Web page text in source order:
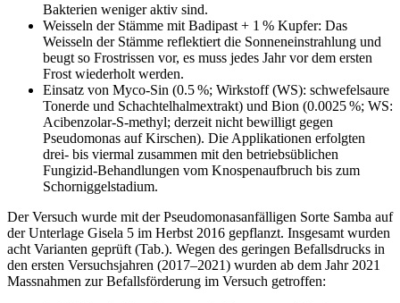
Bakterien weniger aktiv sind.
Weisseln der Stämme mit Badipast + 1 % Kupfer: Das
Weisseln der Stämme reflektiert die Sonneneinstrahlung und
beugt so Frostrissen vor, es muss jedes Jahr vor dem ersten
Frost wiederholt werden.
Einsatz von Myco-Sin (0.5 %; Wirkstoff (WS): schwefelsaure
Tonerde und Schachtelhalmextrakt) und Bion (0.0025 %; WS:
Acibenzolar-S-methyl; derzeit nicht bewilligt gegen
Pseudomonas auf Kirschen). Die Applikationen erfolgten
drei- bis viermal zusammen mit den betriebsüblichen
Fungizid-Behandlungen vom Knospenaufbruch bis zum
Schorniggelstadium.
Der Versuch wurde mit der Pseudomonasanfälligen Sorte Samba auf
der Unterlage Gisela 5 im Herbst 2016 gepflanzt. Insgesamt wurden
acht Varianten geprüft (Tab.). Wegen des geringen Befallsdrucks in
den ersten Versuchsjahren (2017–2021) wurden ab dem Jahr 2021
Massnahmen zur Befallsförderung im Versuch getroffen: